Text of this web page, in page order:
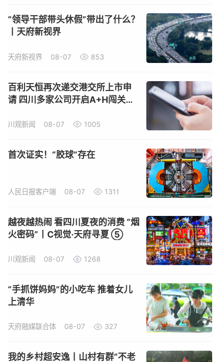
“领导干部带头休假”带出了什么？
丨天府新视界
天府新视界 08-07 853
百利天恒再次递交港交所上市申
请 四川多家公司开启A+H闯关之
川观新闻 08-07 1005
首次证实！“胶球”存在
人民日报客户端 08-07 1311
越夜越热闹 看四川夏夜的消费 “烟
火密码”丨C视觉·天府寻夏 ⑤
川观新闻 08-07 1268
“手抓饼妈妈”的小吃车 推着女儿
上清华
天府融媒联合体 08-07 327
我的乡村超安逸丨山村有群“不老